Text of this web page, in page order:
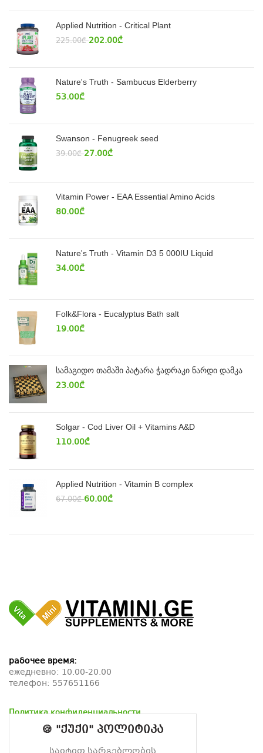
Applied Nutrition - Critical Plant
225.00₾ 202.00₾
Nature's Truth - Sambucus Elderberry
53.00₾
Swanson - Fenugreek seed
39.00₾ 27.00₾
Vitamin Power - EAA Essential Amino Acids
80.00₾
Nature's Truth - Vitamin D3 5 000IU Liquid
34.00₾
Folk&Flora - Eucalyptus Bath salt
19.00₾
სამაგიდო თამაში პატარა ჭადრაკი ნარდი დამკა
23.00₾
Solgar - Cod Liver Oil + Vitamins A&D
110.00₾
Applied Nutrition - Vitamin B complex
67.00₾ 60.00₾
рабочее время:
ежедневно: 10.00-20.00
телефон: 557651166
Политика конфиденциальности
Политика возврата
Политика доставки
🍪 "ქუქი" პოლიტიკა